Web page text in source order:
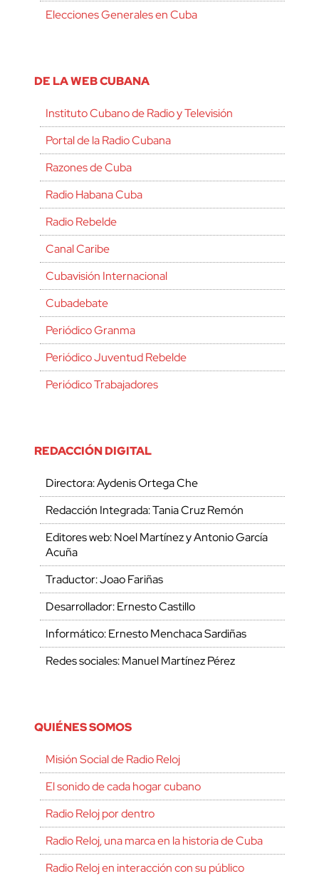
Elecciones Generales en Cuba
DE LA WEB CUBANA
Instituto Cubano de Radio y Televisión
Portal de la Radio Cubana
Razones de Cuba
Radio Habana Cuba
Radio Rebelde
Canal Caribe
Cubavisión Internacional
Cubadebate
Periódico Granma
Periódico Juventud Rebelde
Periódico Trabajadores
REDACCIÓN DIGITAL
Directora: Aydenis Ortega Che
Redacción Integrada: Tania Cruz Remón
Editores web: Noel Martínez y Antonio García
Acuña
Traductor: Joao Fariñas
Desarrollador: Ernesto Castillo
Informático: Ernesto Menchaca Sardiñas
Redes sociales: Manuel Martínez Pérez
QUIÉNES SOMOS
Misión Social de Radio Reloj
El sonido de cada hogar cubano
Radio Reloj por dentro
Radio Reloj, una marca en la historia de Cuba
Radio Reloj en interacción con su público